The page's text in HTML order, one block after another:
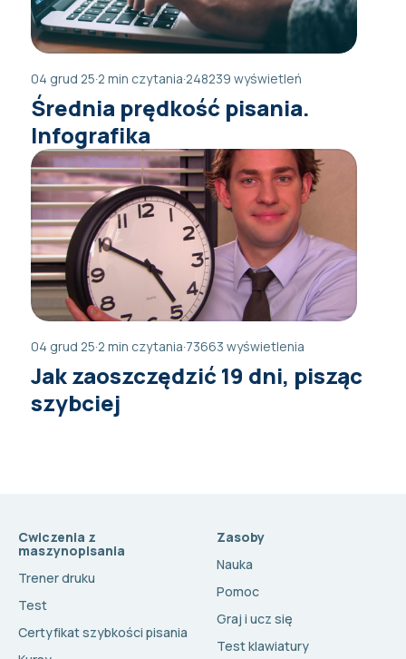
04 grud 25·2 min czytania·248239 wyświetleń
Średnia prędkość pisania.
Infografika
04 grud 25·2 min czytania·73663 wyświetlenia
Jak zaoszczędzić 19 dni, pisząc
szybciej
Cwiczenia z
maszynopisania
Trener druku
Test
Certyfikat szybkości pisania
Zasoby
Nauka
Pomoc
Graj i ucz się
Test klawiatury